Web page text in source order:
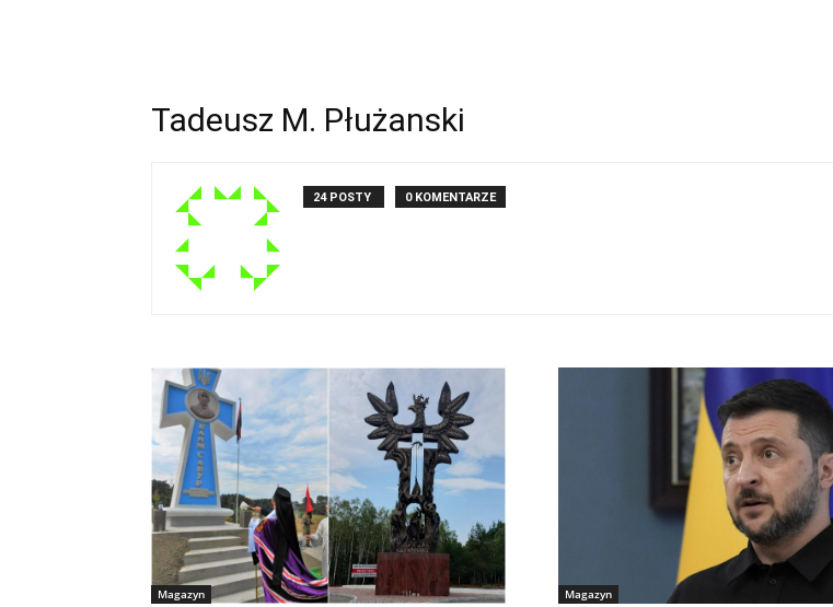
Tadeusz M. Płużanski
24 POSTY 0 KOMENTARZE
Magazyn Magazyn